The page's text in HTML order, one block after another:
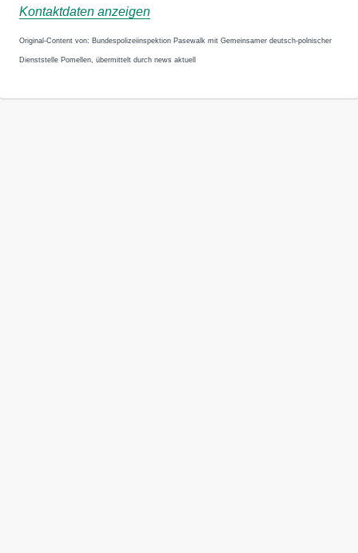
Kontaktdaten anzeigen
Original-Content von: Bundespolizeiinspektion Pasewalk mit Gemeinsamer deutsch-polnischer
Dienststelle Pomellen, übermittelt durch news aktuell